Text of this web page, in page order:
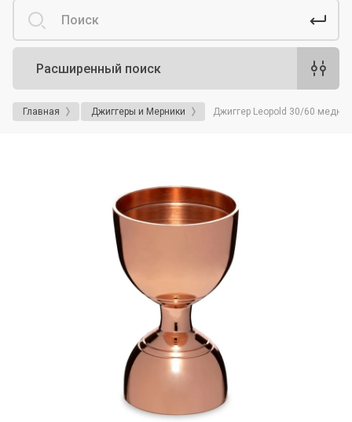
Расширенный поиск
Главная Джиггеры и Мерники Джиггер Leopold 30/60